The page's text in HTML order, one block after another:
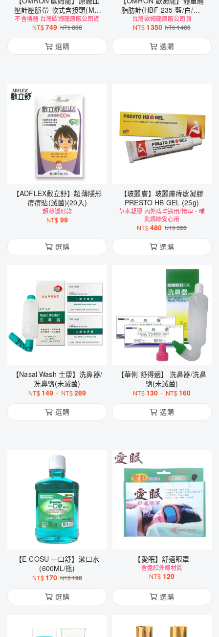
壓計壓脈帶-軟式含接頭(M/L
22-42 HEM-RML31)
不含機器 台灣歐姆龍原廠公司貨
NT$749 NT$800
選購
脂肪計(HBF-235-藍/白/粉)
體脂計
台灣歐姆龍原廠公司貨
NT$ 1350 NT$1480
選購
【ADFLEX敷立舒】超薄隱形
痘痘貼(滅菌)(20入)
超薄隱形款
NT$ 99
選購
【玻麗膚】玻麗膚痔瘡凝膠
PRESTO HB GEL (25g)
草本凝膠 內外痔均適用/懷孕、哺
乳媽咪安心用
NT$480 NT$520
選購
【Nasal Wash 士康】洗鼻器/
洗鼻鹽(未滅菌)
NT$ 149 - NT$289
選購
【華俐 舒得適】 洗鼻器/洗鼻
鹽(未滅菌)
NT$ 130 - NT$ 160
選購
【E-COSU 一口舒】漱口水
(600ML/瓶)
NT$ 170 NT$190
選購
【愛眠】舒適眼罩
含遠紅外線材質
NT$ 120
選購